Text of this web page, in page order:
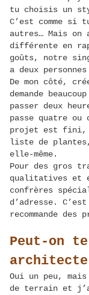
tu choisis un
C’est comme
autres… Mais on
différente en
goûts, notre
a deux
De mon côté,
demande
passer deux
passe quatre ou
projet est fini,
liste de
elle-même.
Pour des gros
qualitatives et
confrères
d’adresse.
recommande
Peut-on
Oui un peu,
de terrain et